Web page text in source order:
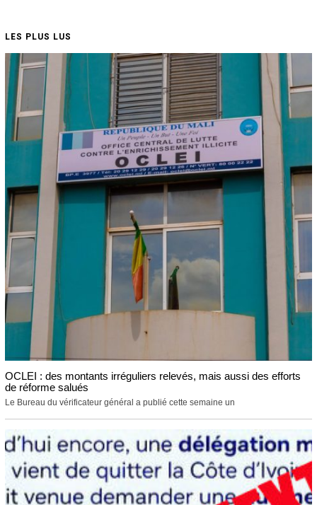
LES PLUS LUS
OCLEI : des montants irréguliers relevés, mais aussi des efforts
de réforme salués
Le Bureau du vérificateur général a publié cette semaine un